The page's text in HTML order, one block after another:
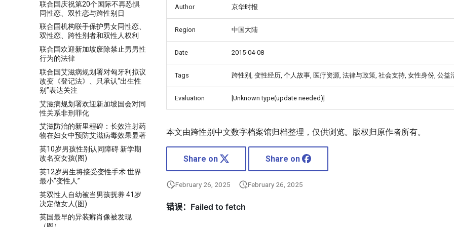
联合国庆祝第20个国际不再恐惧
同性恋、双性恋与跨性别日
联合国机构联手保护男女同性恋、
双性恋、跨性别者和双性人权利
联合国欢迎新加坡废除禁止男男性
行为的法律
联合国艾滋病规划署对匈牙利拟议
改变《登记法》、只承认“出生性
别”表达关注
艾滋病规划署欢迎新加坡国会对同
性关系非刑罪化
艾滋防治的新里程碑：长效注射药
物在妇女中预防艾滋病毒效果显著
英10岁男孩性别认同障碍 新学期
改名变女孩(图)
英12岁男生将接受变性手术 世界
最小“变性人”
英双性人自幼被当男孩抚养 41岁
决定做女人(图)
英国最早的异装癖肖像被发现
Author 京华时报
Region 中国大陆
Date 2015-04-08
Tags 跨性别, 变性经历, 个人故事, 医疗资源, 法律与政策, 社会支持, 女性身份, 公益
Evaluation [Unknown type(update needed)]
本文由跨性别中文数字档案馆归档整理，仅供浏览。版权归原作者所有。
Share on Share on
February 26, 2025 February 26, 2025